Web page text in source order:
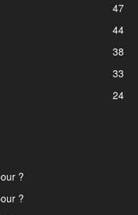
47
44
38
33
24
?
?